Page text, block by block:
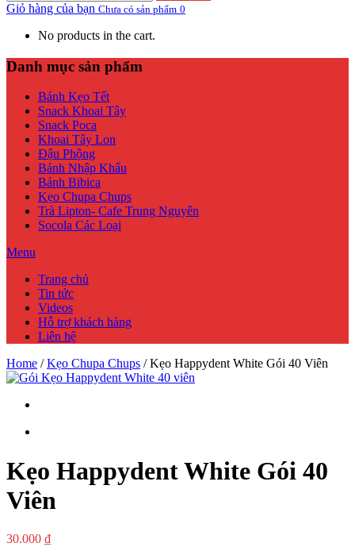
Giỏ hàng của bạn Chưa có sản phẩm 0
No products in the cart.
Danh mục sản phẩm
Bánh Kẹo Tết
Snack Khoai Tây
Snack Poca
Khoai Tây Lon
Đậu Phộng
Bánh Nhập Khẩu
Bánh Bibica
Kẹo Chupa Chups
Trà Lipton- Cafe Trung Nguyên
Socola Các Loại
Menu
Trang chủ
Tin tức
Videos
Hỗ trợ khách hàng
Liên hệ
Home /Kẹo Chupa Chups / Kẹo Happydent White Gói 40 Viên
Kẹo Happydent White Gói 40
Viên
30.000 ₫